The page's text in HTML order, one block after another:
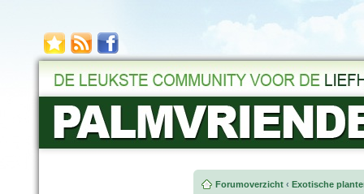
Forumoverzicht ‹ Exotische